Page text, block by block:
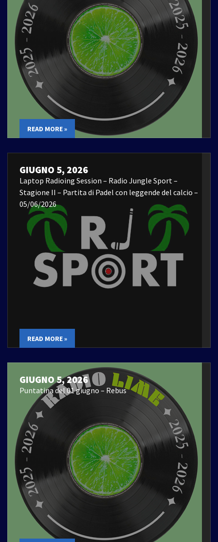
READ MORE »
GIUGNO 5, 2026
Laptop Radioing Session – Radio Jungle Sport –
Stagione II – Partita di Padel con leggende del calcio –
05/06/2026
READ MORE »
GIUGNO 5, 2026
Puntatina del 01 giugno – Rebus